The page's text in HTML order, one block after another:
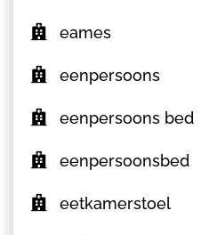
eames
eenpersoons
eenpersoons bed
eenpersoonsbed
eetkamerstoel